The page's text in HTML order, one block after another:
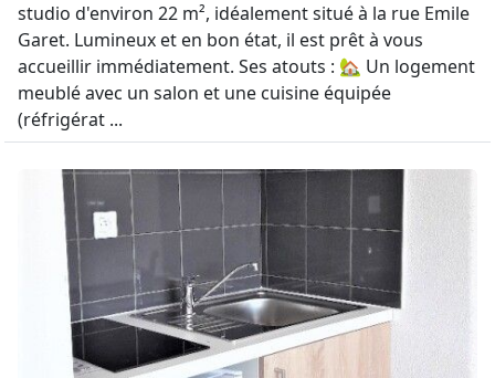
studio d'environ 22 m², idéalement situé à la rue Emile
Garet. Lumineux et en bon état, il est prêt à vous
accueillir immédiatement. Ses atouts : 🏡 Un logement
meublé avec un salon et une cuisine équipée
(réfrigérat ...